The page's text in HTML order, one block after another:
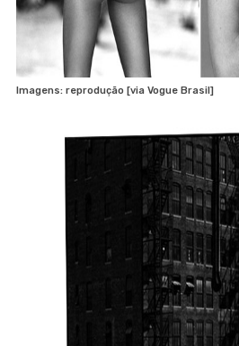
Imagens: reprodução [via Vogue Brasil]